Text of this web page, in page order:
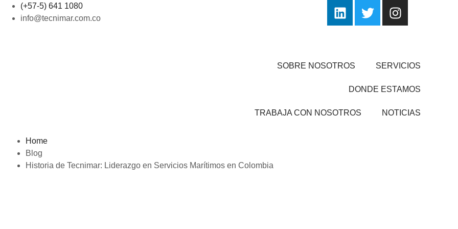
(+57-5) 641 1080
info@tecnimar.com.co
SOBRE NOSOTROS SERVICIOS
DONDE ESTAMOS
TRABAJA CON NOSOTROS NOTICIAS
Home
Blog
Historia de Tecnimar: Liderazgo en Servicios Marítimos en Colombia